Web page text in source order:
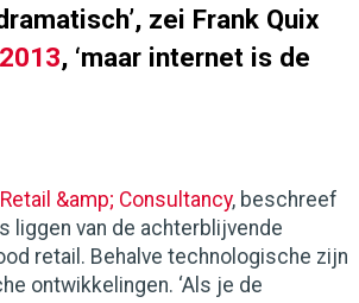
zei Frank Quix
, ‘maar internet is de
&amp; Consultancy, beschreef
liggen van de achterblijvende
retail. Behalve technologische zijn
ontwikkelingen. ‘Als je de